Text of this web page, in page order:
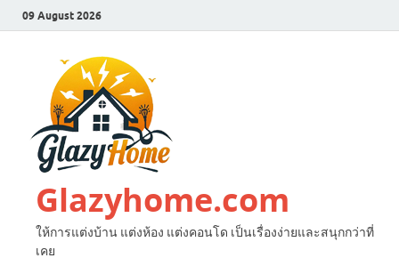
09 August 2026
Glazyhome.com
ให้การแต่งบ้าน แต่งห้อง แต่งคอนโด เป็นเรื่องง่ายและสนุกกว่าที่
เคย